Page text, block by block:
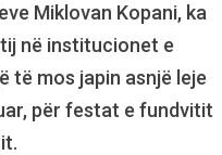
Miklovan Kopani, ka
në institucionet e
të mos japin asnjë leje
për festat e fundvitit